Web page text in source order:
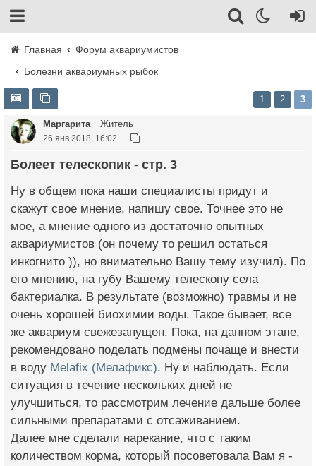
Главная
Форум аквариумистов
Болезни аквариумных рыбок
1 2 3
Маргарита Житель
26 янв 2018, 16:02
Болеет телескопик - стр. 3
Ну в общем пока наши специалисты придут и
скажут свое мнение, напишу свое. Точнее это не
мое, а мнение одного из достаточно опытных
аквариумистов (он почему то решил остаться
инкогнито )), но внимательно Вашу тему изучил). По
его мнению, на губу Вашему телескопу села
бактериалка. В результате (возможно) травмы и не
очень хорошей биохимии воды. Такое бывает, все
же аквариум свежезапущен. Пока, на данном этапе,
рекомендовано поделать подмены почаще и внести
в воду Melafix (Мелафикс). Ну и наблюдать. Если
ситуация в течение нескольких дней не
улучшиться, то рассмотрим лечение дальше более
сильными препаратами с отсаживанием.
Далее мне сделали нарекание, что с таким
количеством корма, который посоветовала Вам я -